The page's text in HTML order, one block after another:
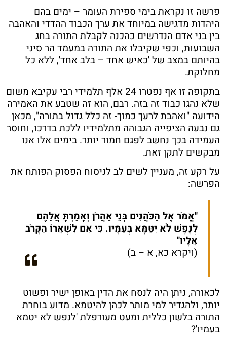
פרשה זו נקראת בימי ספירת העומר – ימים בהם
היהדות מדגישה במיוחד את ערך הכבוד ההדדי והאהבה
בין בני אדם הנדרשים כהכנה לקבלת התורה בחג
השבועות, וכפי שקיבלו את התורה במעמד הר סיני
בהיותם במצב של 'כאיש אחד – בלב אחד', ללא כל
מחלוקת.
בתקופה זו אף נפטרו 24 אלף תלמידי רבי עקיבא משום
שלא נהגו כבוד זה בזה. רבם, הוא זה שטבע את האמירה
הידועה "ואהבת לרעך כמוך- זה כלל גדול בתורה", מכאן
גם נבעה הציפייה הגבוהה מתלמידיו ללכת בדרכו, וחוסר
העמידה בכך נחשב לפגם חמור יותר. בימים אלו אנו
מבקשים לתקן זאת.
על רקע זה, מעניין לשים לב לניסוח הפסוק הפותח את
הפרשה:
"אֱמֹר אֶל הַכֹּהֲנִים בְּנֵי אַהֲרֹן וְאָמַרְתָּ אֲלֵהֶם
לְנֶפֶשׁ לֹא יִטַּמָּא בְּעַמָּיו. כִּי אִם לִשְׁאֵרוֹ הַקָּרֹב
אֵלָיו"
(ויקרא כא, א – ב)
לכאורה, ניתן היה לנסח את הדין באופן ישיר ופשוט
יותר, ולהגדיר למי מותר לכהן להיטמא. מדוע בוחרת
התורה בלשון כללית ומעט מעורפלת 'לנפש לא יטמא
בעמיו'?